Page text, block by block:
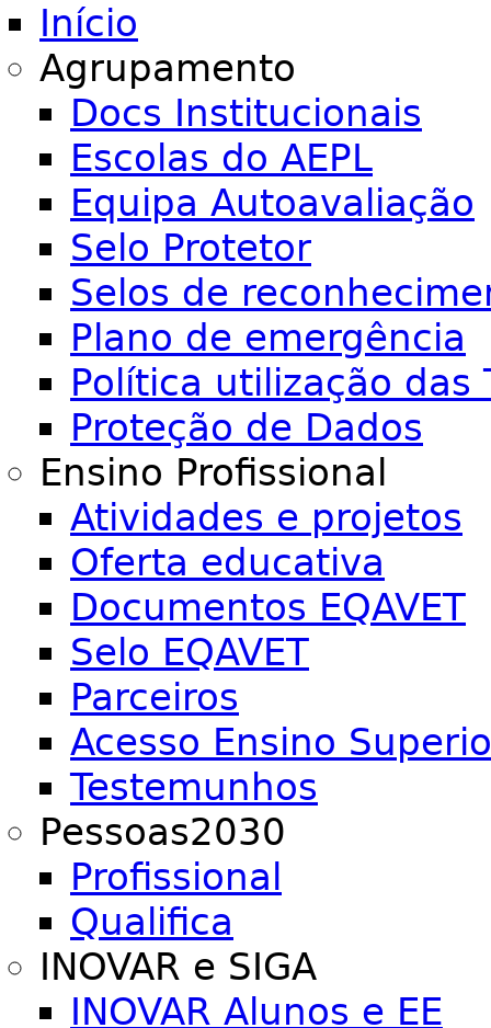
Início
Agrupamento
Docs Institucionais
Escolas do AEPL
Equipa Autoavaliação
Selo Protetor
Selos de
Plano de emergência
Política utilização das
Proteção de Dados
Ensino Profissional
Atividades e projetos
Oferta educativa
Documentos EQAVET
Selo EQAVET
Parceiros
Acesso Ensino
Testemunhos
Pessoas2030
Profissional
Qualifica
INOVAR e SIGA
INOVAR Alunos e EE